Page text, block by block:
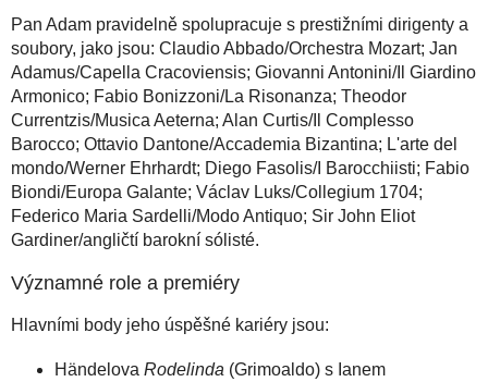
Pan Adam pravidelně spolupracuje s prestižními dirigenty a
soubory, jako jsou: Claudio Abbado/Orchestra Mozart; Jan
Adamus/Capella Cracoviensis; Giovanni Antonini/Il Giardino
Armonico; Fabio Bonizzoni/La Risonanza; Theodor
Currentzis/Musica Aeterna; Alan Curtis/Il Complesso
Barocco; Ottavio Dantone/Accademia Bizantina; L'arte del
mondo/Werner Ehrhardt; Diego Fasolis/I Barocchiisti; Fabio
Biondi/Europa Galante; Václav Luks/Collegium 1704;
Federico Maria Sardelli/Modo Antiquo; Sir John Eliot
Gardiner/angličtí barokní sólisté.
Významné role a premiéry
Hlavními body jeho úspěšné kariéry jsou:
Händelova Rodelinda (Grimoaldo) s Ianem